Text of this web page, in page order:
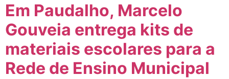
Em Paudalho, Marcelo
Gouveia entrega kits de
materiais escolares para a
Rede de Ensino Municipal